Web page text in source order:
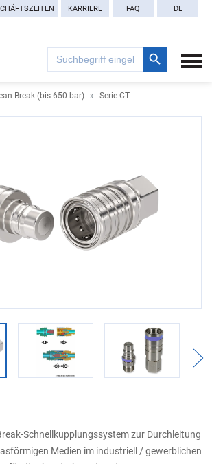
KARRIERE FAQ DE
Search
for:
Search Button
Break (bis 650 bar) Serie CT
Schnellkupplungssystem zur Durchleitung
Medien im industriell / gewerblichen